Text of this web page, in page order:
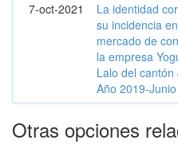
7-oct-2021
La identidad
su incidencia
mercado de
la empresa
Lalo del cantón
Año 2019-Junio
Otras opciones